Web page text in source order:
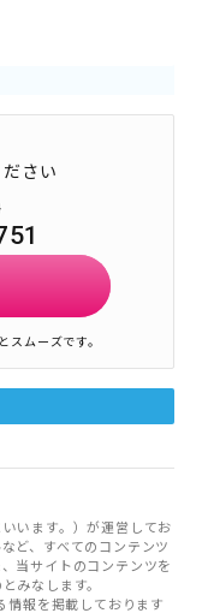
さい
ムーズです。
います。）が運営してお
ど、すべてのコンテンツ
当サイトのコンテンツを
みなします。
情報を掲載しております